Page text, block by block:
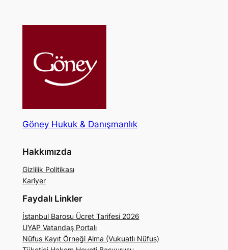
Göney Hukuk & Danışmanlık
Hakkımızda
Gizlilik Politikası
Kariyer
Faydalı Linkler
İstanbul Barosu Ücret Tarifesi 2026
UYAP Vatandaş Portalı
Nüfus Kayıt Örneği Alma (Vukuatlı Nüfus)